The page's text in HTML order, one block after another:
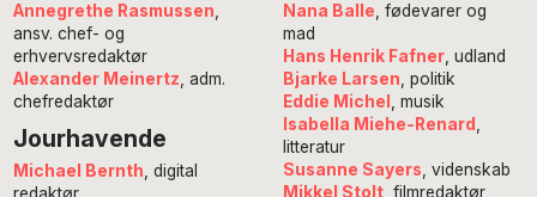
Annegrethe Rasmussen,
ansv. chef- og
erhvervsredaktør
Alexander Meinertz, adm.
chefredaktør
Jourhavende
Michael Bernth , digital
Nana Balle, fødevarer og
mad
Hans Henrik Fafner, udland
Bjarke Larsen, politik
Eddie Michel , musik
Isabella Miehe-Renard ,
litteratur
Susanne Sayers, videnskab
Mikkel Stolt, filmredaktør